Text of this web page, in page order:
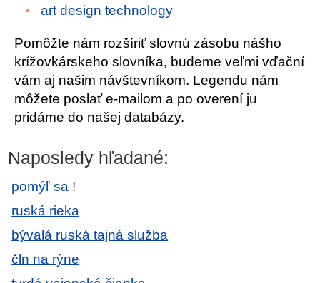
art design technology
Pomôžte nám rozšíriť slovnú zásobu nášho
krížovkárskeho slovníka, budeme veľmi vďační
vám aj našim návštevníkom. Legendu nám
môžete poslať e-mailom a po overení ju
pridáme do našej databázy.
Naposledy hľadané:
pomýľ sa !
ruská rieka
bývalá ruská tajná služba
čln na rýne